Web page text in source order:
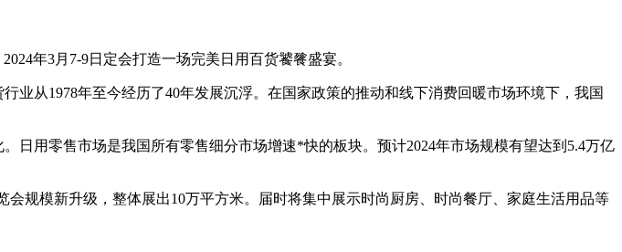
年3月7-9日定会打造一场完美日用百货饕餮盛宴。
业从1978年至今经历了40年发展沉浮。在国家政策的推动和线下消费回暖市场环境下，我国
日用零售市场是我国所有零售细分市场增速*快的板块。预计2024年市场规模有望达到5.4万亿
规模新升级，整体展出10万平方米。届时将集中展示时尚厨房、时尚餐厅、家庭生活用品等